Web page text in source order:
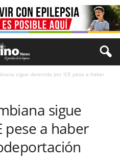
sigue detenida por ICE pese a haber
sigue
pese a haber